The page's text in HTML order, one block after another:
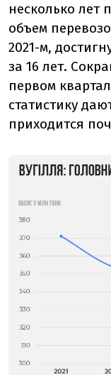
несколько лет
объем
2021-м,
за 16 лет.
первом
статистику
приходится